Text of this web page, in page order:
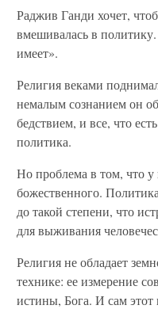
Раджив Ганди хочет,
вмешивалась в
имеет».
Религия веками
немалым сознанием он
бедствием, и все, что
политика.
Но проблема в том, что у
божественного.
до такой степени, что
для выживания
Религия не обладает
технике: ее измерение
истины, Бога. И сам